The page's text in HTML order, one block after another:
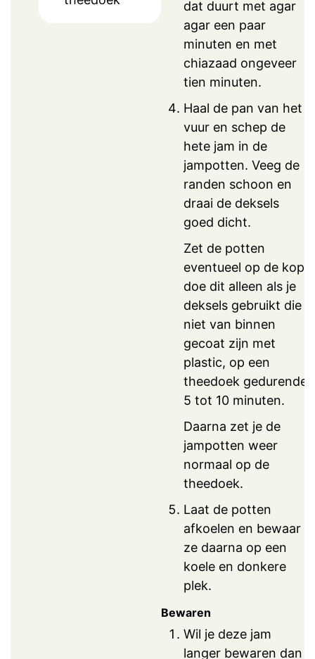
dat duurt met agar
agar een paar
minuten en met
chiazaad ongeveer
tien minuten.
Haal de pan van het
vuur en schep de
hete jam in de
jampotten. Veeg de
randen schoon en
draai de deksels
goed dicht.
Zet de potten
eventueel op de kop,
doe dit alleen als je
deksels gebruikt die
niet van binnen
gecoat zijn met
plastic, op een
theedoek gedurende
5 tot 10 minuten.
Daarna zet je de
jampotten weer
normaal op de
theedoek.
Laat de potten
afkoelen en bewaar
ze daarna op een
koele en donkere
plek.
Bewaren
Wil je deze jam
langer bewaren dan